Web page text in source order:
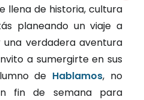
llena de historia, cultura
planeando un viaje a
una verdadera aventura
a sumergirte en sus
de Hablamos, no
fin de semana para